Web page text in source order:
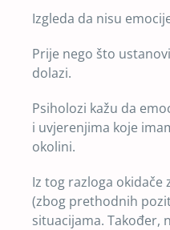
Izgleda da nisu
Prije nego što
dolazi.
Psiholozi kažu da
i uvjerenjima koje
okolini.
Iz tog razloga
(zbog prethodnih
situacijama. Također,